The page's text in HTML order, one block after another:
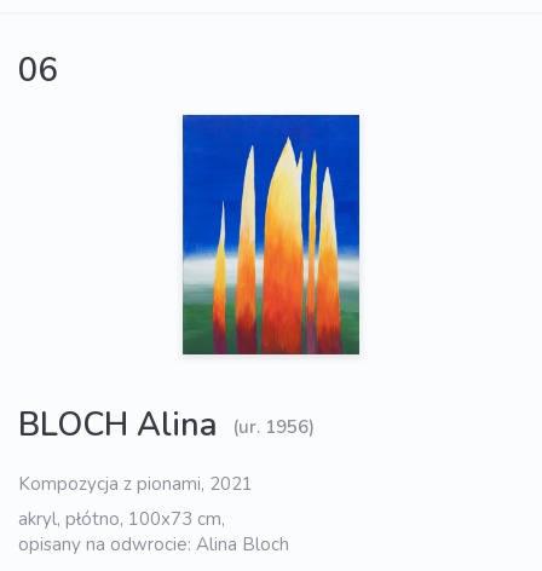
06
BLOCH Alina (ur. 1956)
Kompozycja z pionami, 2021
akryl, płótno, 100x73 cm,
opisany na odwrocie: Alina Bloch